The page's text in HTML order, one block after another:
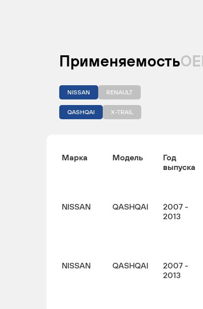
Применяемость
NISSAN RENAULT
QASHQAI X-TRAIL
Марка Модель
Год
выпуска
NISSAN QASHQAI
2007 -
2013
NISSAN QASHQAI
2007 -
2013